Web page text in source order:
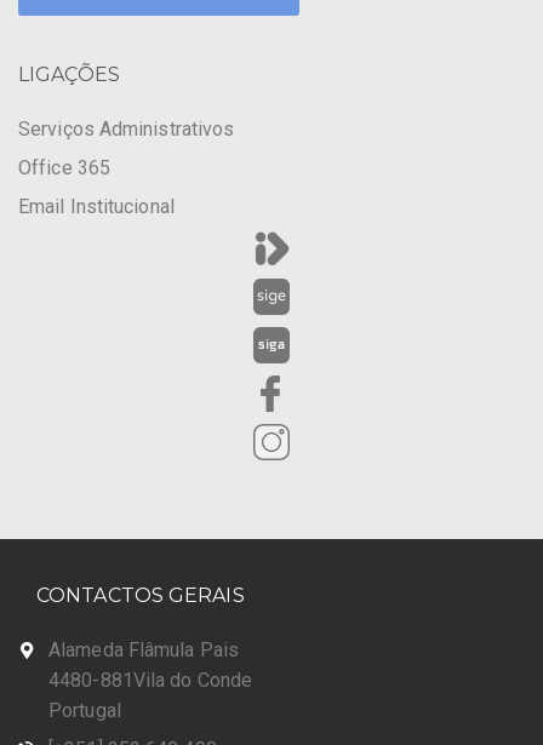
LIGAÇÕES
Serviços Administrativos
Office 365
Email Institucional
CONTACTOS GERAIS
Alameda Flâmula Pais
4480-881Vila do Conde
Portugal